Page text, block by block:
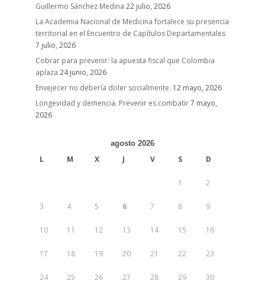
Guillermo Sánchez Medina 22 julio, 2026
La Academia Nacional de Medicina fortalece su presencia
territorial en el Encuentro de Capítulos Departamentales
7 julio, 2026
Cobrar para prevenir: la apuesta fiscal que Colombia
aplaza 24 junio, 2026
Envejecer no debería doler socialmente. 12 mayo, 2026
Longevidad y demencia. Prevenir es combatir7 mayo,
2026
agosto 2026
L M X J V S D
1 2
3 4 5 6 7 8 9
10 11 12 13 14 15 16
17 18 19 20 21 22 23
24 25 26 27 28 29 30